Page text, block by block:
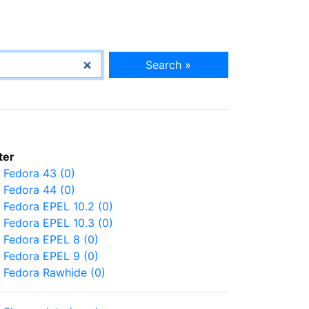
Search »
Fedora 43 (0)
Fedora 44 (0)
Fedora EPEL 10.2 (0)
Fedora EPEL 10.3 (0)
Fedora EPEL 8 (0)
Fedora EPEL 9 (0)
Fedora Rawhide (0)